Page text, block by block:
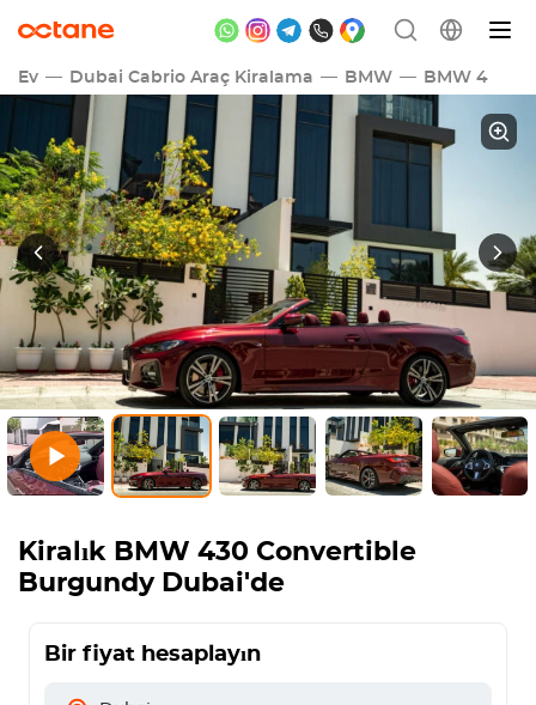
Ev Dubai Cabrio Araç Kiralama BMW BMW 4
Kiralık BMW 430 Convertible
BurgundyDubai'de
Bir fiyat hesaplayın